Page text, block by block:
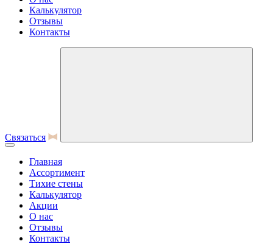
Калькулятор
Отзывы
Контакты
Связаться
Главная
Ассортимент
Тихие стены
Калькулятор
Акции
О нас
Отзывы
Контакты